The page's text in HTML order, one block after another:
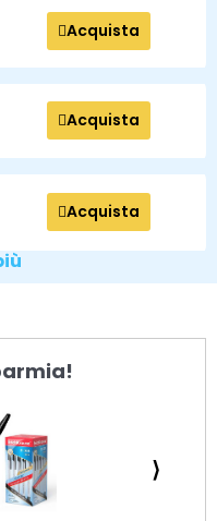
Acquista
Acquista
Acquista
⟩